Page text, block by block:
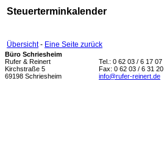
Steuerterminkalender
Übersicht- Eine Seite zurück
Büro Schriesheim
Rufer & Reinert
Kirchstraße 5
69198 Schriesheim
Tel.: 0 62 03 / 6 17 07
Fax: 0 62 03 / 6 31 20
info@rufer-reinert.de